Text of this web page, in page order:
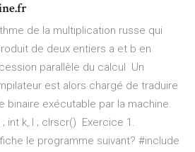
de la multiplication russe qui
de deux entiers a et b en
parallèle du calcul Un
est alors chargé de traduire
binaire exécutable par la machine.
int k, l ; clrscr() Exercice 1.
le programme suivant? #include